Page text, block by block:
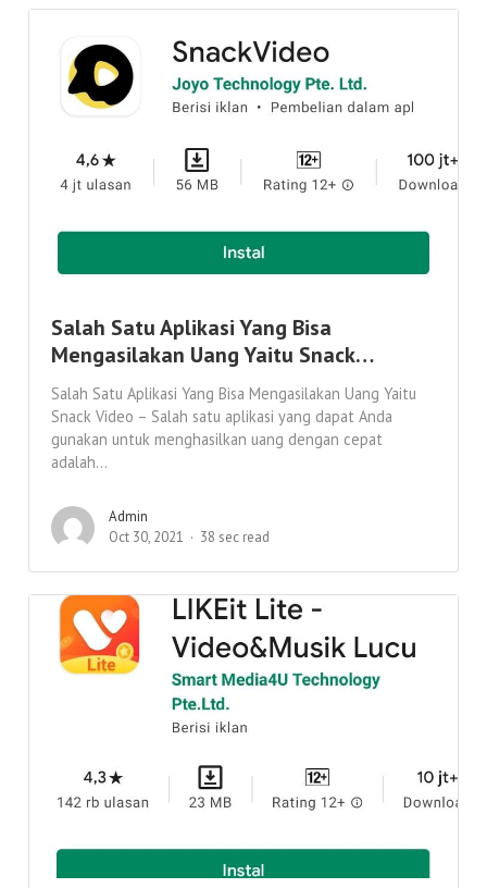
Salah Satu Aplikasi Yang Bisa
Mengasilakan Uang Yaitu Snack…
Salah Satu Aplikasi Yang Bisa Mengasilakan Uang Yaitu
Snack Video – Salah satu aplikasi yang dapat Anda
gunakan untuk menghasilkan uang dengan cepat
adalah...
Admin
Oct 30, 2021
38 sec read